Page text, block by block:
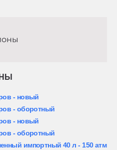
- новый
- оборотный
- новый
- оборотный
импортный 40 л - 150 атм